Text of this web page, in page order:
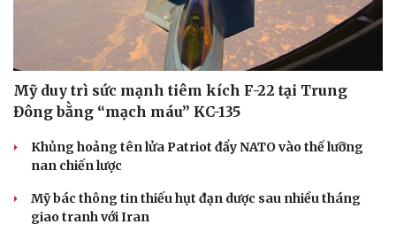
Doanh nghiệp
Thông tin doanh nghiệp
Doanh nghiệp 24h
Vì cộng đồng
Sành điệu
Chuyển đổi số
Mỹ duy trì sức mạnh tiêm kích F-22 tại Trung
Đông bằng “mạch máu” KC-135
Khủng hoảng tên lửa Patriot đẩy NATO vào thế lưỡng
nan chiến lược
Mỹ bác thông tin thiếu hụt đạn dược sau nhiều tháng
giao tranh với Iran